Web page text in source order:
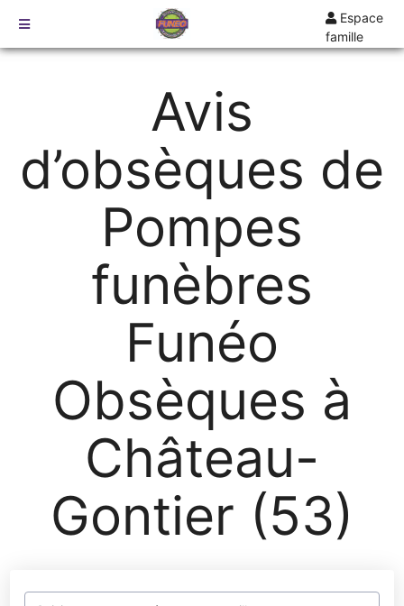
Espace
famille
CRÉMATION / INCINÉRATION
TRANSPORT
ORGANISATION / PRÉPARATION
URGENCE / ASSISTANCE
Avis
d’obsèques de
Pompes
funèbres
Funéo
Obsèques à
Château-
Gontier (53)